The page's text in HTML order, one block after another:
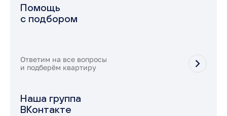
Помощь
с подбором
Ответим на все вопросы
и подберём квартиру
Наша группа
ВКонтакте